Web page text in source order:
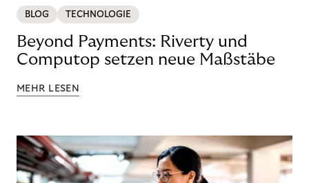
BLOG TECHNOLOGIE
Beyond Payments: Riverty und
Computop setzen neue Maßstäbe
MEHR LESEN